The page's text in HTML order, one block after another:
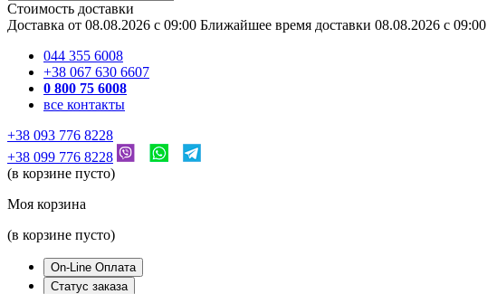
Стоимость доставки
Доставка от 08.08.2026 c 09:00 Ближайшее время доставки 08.08.2026 c 09:00
044 355 6008
+38 067 630 6607
0 800 75 6008
все контакты
+38 093 776 8228
+38 099 776 8228
(в корзине пусто)
Моя корзина
(в корзине пусто)
On-Line Оплата
Статус заказа